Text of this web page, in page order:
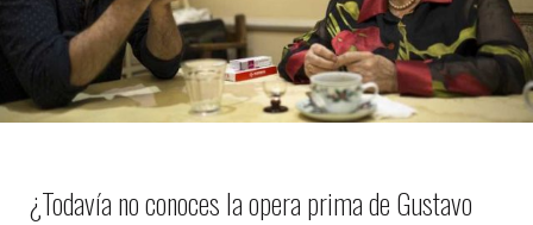
¿Todavía no conoces la opera prima de Gustavo